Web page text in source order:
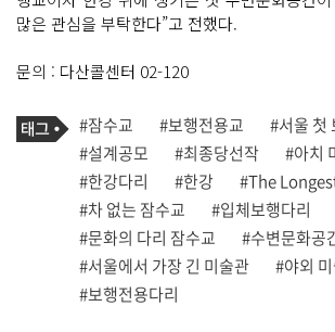
많은 관심을 부탁한다”고 전했다.
문의 : 다산콜센터 02-120
기
사
관
련
태
그
태
그
#잠수교 #보행전용교
#서울 첫
#설계공모
#최종당선작
#아치
#한강다리
#한강
#The
#차 없는 잠수교
#입체보행다리
#문화의 다리 잠수교
#수변문화공
#서울에서 가장 긴 미술관
#야외
#보행전용다리